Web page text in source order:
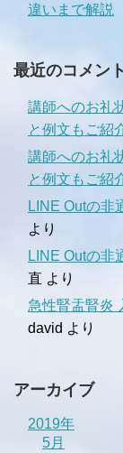
違いまで解説
最近のコメント
講師へのお礼
と例文もご紹
講師へのお礼
と例文もご紹
LINE Outの非
より
LINE Outの非
直 より
急性腎盂腎炎
david より
アーカイブ
2019年
5月